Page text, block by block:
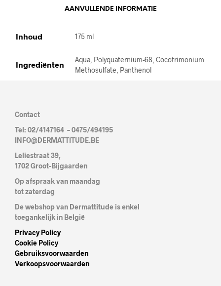
AANVULLENDE INFORMATIE
Inhoud 175 ml
Ingrediënten
Aqua, Polyquaternium-68, Cocotrimonium
Methosulfate, Panthenol
Contact
Tel: 02/4147164 – 0475/494195
INFO@DERMATTITUDE.BE
Leliestraat 39,
1702 Groot-Bijgaarden
Op afspraak van maandag
tot zaterdag
De webshop van Dermattitude is enkel
toegankelijk in België
Privacy Policy
Cookie Policy
Gebruiksvoorwaarden
Verkoopsvoorwaarden